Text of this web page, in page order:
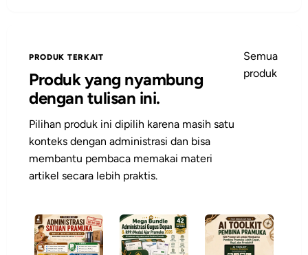
PRODUK TERKAIT
Produk yang nyambung
dengan tulisan ini.
Pilihan produk ini dipilih karena masih satu
konteks dengan administrasi dan bisa
membantu pembaca memakai materi
artikel secara lebih praktis.
Semua
produk